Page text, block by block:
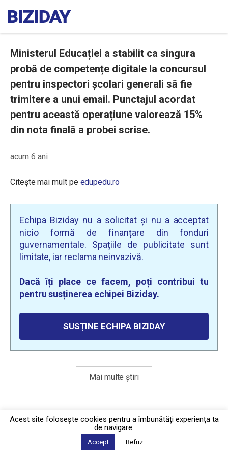
Ministerul Educației a stabilit ca singura
probă de competențe digitale la concursul
pentru inspectori școlari generali să fie
trimitere a unui email. Punctajul acordat
pentru această operațiune valorează 15%
din nota finală a probei scrise.
acum 6 ani
Citește mai mult pe edupedu.ro
Echipa Biziday nu a solicitat și nu a acceptat
nicio formă de finanțare din fonduri
guvernamentale. Spațiile de publicitate sunt
limitate, iar reclama neinvazivă.
Dacă îți place ce facem, poți contribui tu
pentru susținerea echipei Biziday.
SUSȚINE ECHIPA BIZIDAY
Mai multe știri
Politica de confidențialitate·Contact
2026 © Biziday
Acest site foloseşte cookies pentru a îmbunătăți experiența ta
de navigare.
Accept Refuz